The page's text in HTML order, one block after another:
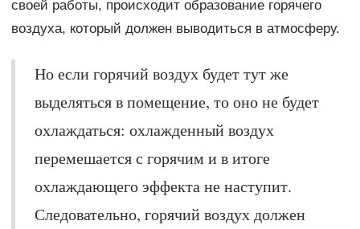
своей работы, происходит образование горячего
воздуха, который должен выводиться в атмосферу.
Но если горячий воздух будет тут же
выделяться в помещение, то оно не будет
охлаждаться: охлажденный воздух
перемешается с горячим и в итоге
охлаждающего эффекта не наступит.
Следовательно, горячий воздух должен